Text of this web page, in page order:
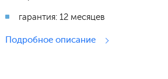
гарантия: 12 месяцев
Подробное описание